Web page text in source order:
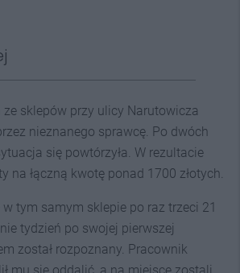
sklepów przy ulicy Narutowicza
nieznanego sprawcę. Po dwóch
się powtórzyła. W rezultacie
na łączną kwotę ponad 1700 złotych.
w tym samym sklepie po raz trzeci 21
tydzień po swojej pierwszej
został rozpoznany. Pracownik
mu się oddalić, a na miejsce zostali